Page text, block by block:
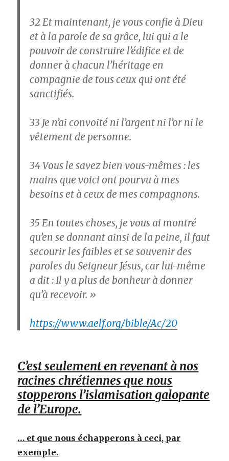
32 Et maintenant, je vous confie à Dieu
et à la parole de sa grâce, lui qui a le
pouvoir de construire l’édifice et de
donner à chacun l’héritage en
compagnie de tous ceux qui ont été
sanctifiés.
33 Je n’ai convoité ni l’argent ni l’or ni le
vêtement de personne.
34Vous le savez bien vous-mêmes : les
mains que voici ont pourvu à mes
besoins et à ceux de mes compagnons.
35 En toutes choses, je vous ai montré
qu’en se donnant ainsi de la peine, il faut
secourir les faibles et se souvenir des
paroles du Seigneur Jésus, car lui-même
a dit : Il y a plus de bonheur à donner
qu’à recevoir. »
https://www.aelf.org/bible/Ac/20
C’est seulement en revenant à nos
racines chrétiennes que nous
stopperons l’islamisation galopante
de l’Europe.
… et que nous échapperons à ceci, par
exemple.